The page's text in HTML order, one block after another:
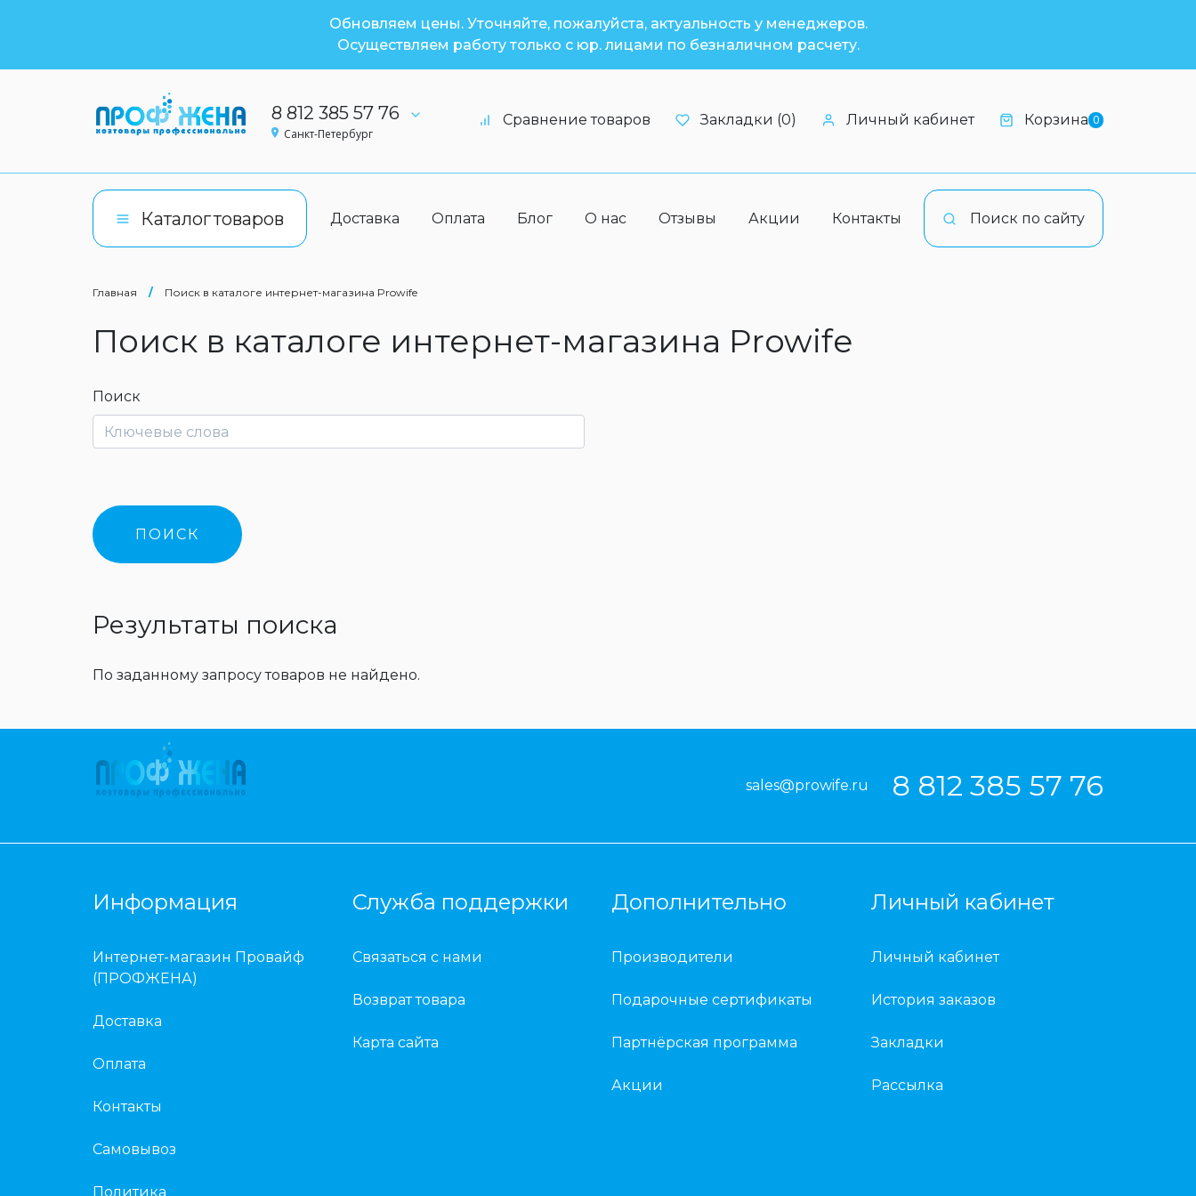
Обновляем цены. Уточняйте, пожалуйста, актуальность у менеджеров.
Осуществляем работу только с юр. лицами по безналичном расчету.
8 812 385 57 76
Санкт-Петербург
Сравнение товаров Закладки (0) Личный кабинет Корзина 0
Поиск по сайту
Каталогтоваров Доставка Оплата Блог О нас Отзывы Акции Контакты
Главная / Поиск в каталоге интернет-магазина Prowife
Поиск в каталоге интернет-магазина Prowife
Поиск
Результаты поиска
По заданному запросу товаров не найдено.
sales@prowife.ru 8 812 385 57 76
Информация
Интернет-магазин Провайф
(ПРОФЖЕНА)
Доставка
Оплата
Контакты
Самовывоз
Политика
Служба поддержки
Связаться с нами
Возврат товара
Карта сайта
Дополнительно
Производители
Подарочные сертификаты
Партнёрская программа
Акции
Личный кабинет
Личный кабинет
История заказов
Закладки
Рассылка